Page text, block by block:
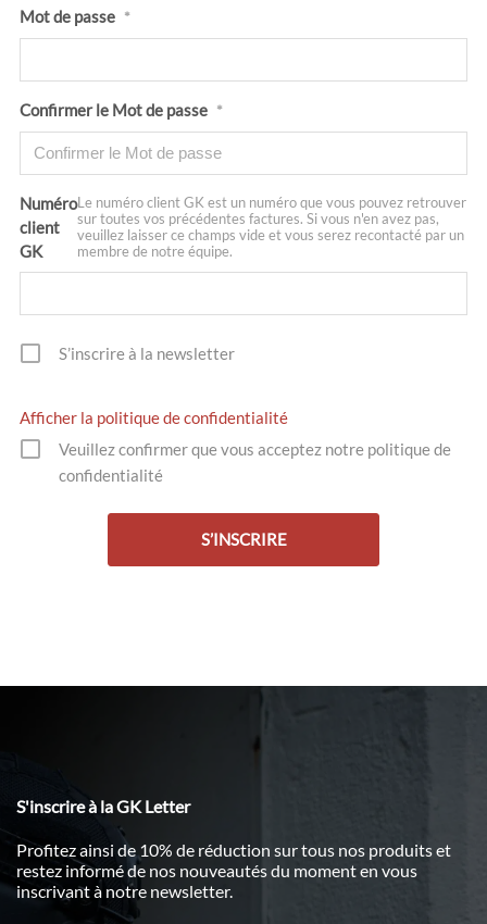
Mot de passe *
Confirmer le Mot de passe *
Numéro
client
GK
Le numéro client GK est un numéro que vous pouvez retrouver
sur toutes vos précédentes factures. Si vous n'en avez pas,
veuillez laisser ce champs vide et vous serez recontacté par un
membre de notre équipe.
S’inscrire à la newsletter
Afficher la politique de confidentialité
Veuillez confirmer que vous acceptez notre politique de
confidentialité
S'inscrire à la GK Letter
Profitez ainsi de 10% de réduction sur tous nos produits et
restez informé de nos nouveautés du moment en vous
inscrivant à notre newsletter.